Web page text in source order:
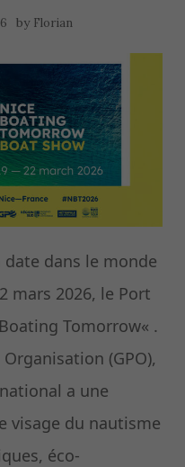
by Florian
date dans le monde
mars 2026, le Port
Tomorrow« .
(GPO),
a une
visage du nautisme
éco-